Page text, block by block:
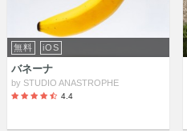
無料 iOS
バネーナ
by STUDIO ANASTROPHE
4.4